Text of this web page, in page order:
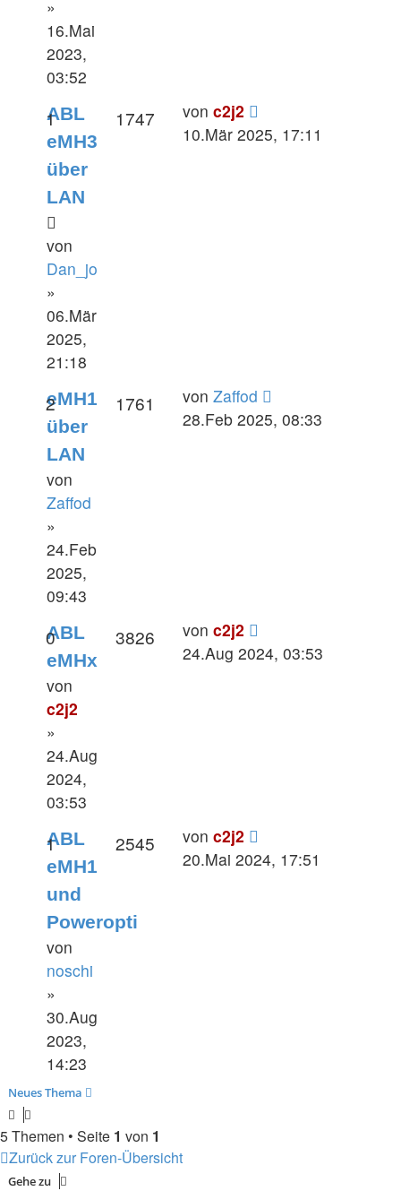
»
16.Mai
2023,
03:52
ABL
eMH3
über
LAN
von
Dan_jo
»
06.Mär
2025,
21:18
1 1747 von c2j2
10.Mär 2025, 17:11
eMH1
über
LAN
von
Zaffod
»
24.Feb
2025,
09:43
2 1761 von Zaffod
28.Feb 2025, 08:33
ABL
eMHx
von
c2j2
»
24.Aug
2024,
03:53
0 3826 von c2j2
24.Aug 2024, 03:53
ABL
eMH1
und
Poweropti
von
noschi
»
30.Aug
2023,
14:23
1 2545 von c2j2
20.Mai 2024, 17:51
Neues Thema
5 Themen • Seite 1 von 1
Zurück zur Foren-Übersicht
Gehe zu